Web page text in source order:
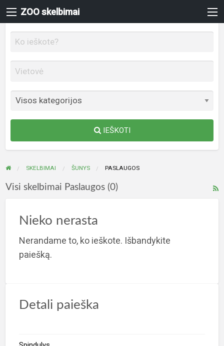
ZOO skelbimai
IEŠKOTI
SKELBIMAI ŠUNYS PASLAUGOS
Visi skelbimai Paslaugos (0)
Nieko nerasta
Nerandame to, ko ieškote. Išbandykite
paiešką.
Detali paieška